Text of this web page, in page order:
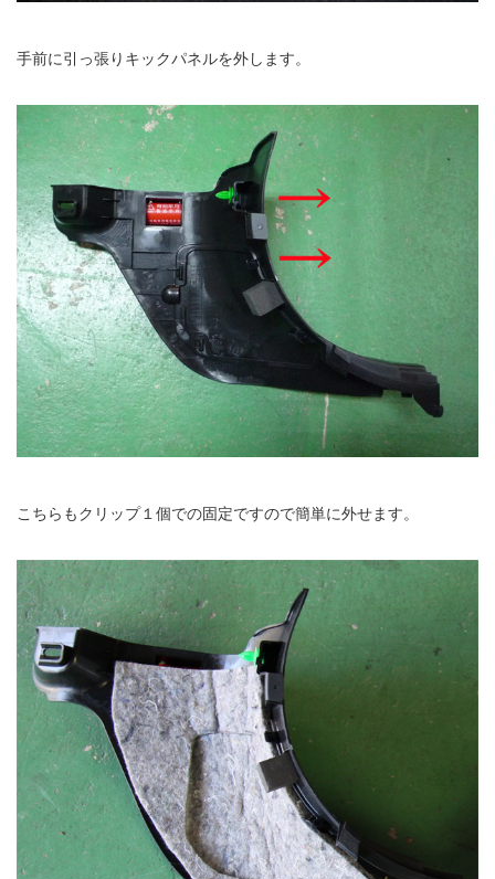
手前に引っ張りキックパネルを外します。
こちらもクリップ１個での固定ですので簡単に外せます。